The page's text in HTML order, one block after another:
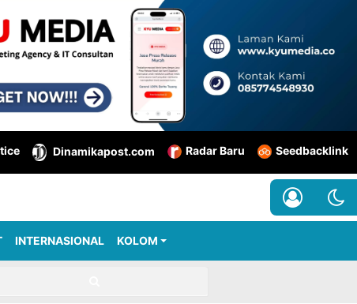
Dinamikapost.com Radar Baru Seedbacklink
INTERNASIONAL KOLOM